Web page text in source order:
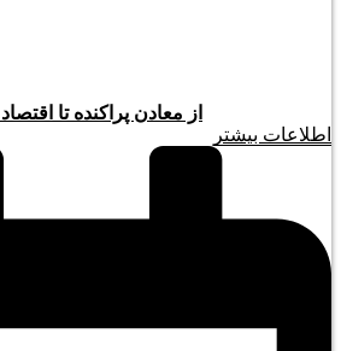
از معادن پراکنده تا
اطلاعات بیشتر